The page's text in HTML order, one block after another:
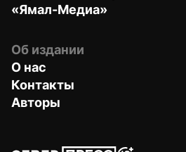
«Ямал-Медиа»
Об издании
О нас
Контакты
Авторы